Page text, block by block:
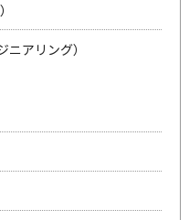
アリング）